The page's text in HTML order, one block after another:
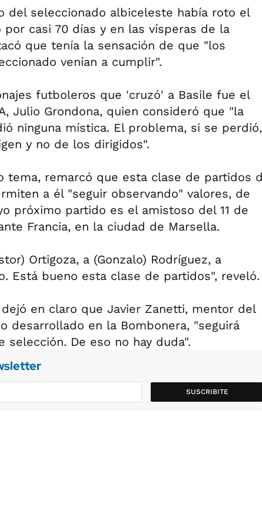
del seleccionado albiceleste había roto el
casi 70 días y en las vísperas de la
que tenía la sensación de que "los
venían a cumplir".
futboleros que 'cruzó' a Basile fue el
Julio Grondona, quien consideró que "la
ninguna mística. El problema, si se perdió,
y no de los dirigidos".
tema, remarcó que esta clase de partidos
a él "seguir observando" valores, de
próximo partido es el amistoso del 11 de
Francia, en la ciudad de Marsella.
Ortigoza, a (Gonzalo) Rodríguez, a
Está bueno esta clase de partidos", reveló.
en claro que Javier Zanetti, mentor del
desarrollado en la Bombonera, "seguirá
selección. De eso no hay duda".
SUSCRIBITE